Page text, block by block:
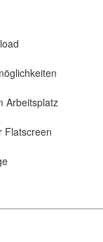
Arbeitsplatz
Flatscreen